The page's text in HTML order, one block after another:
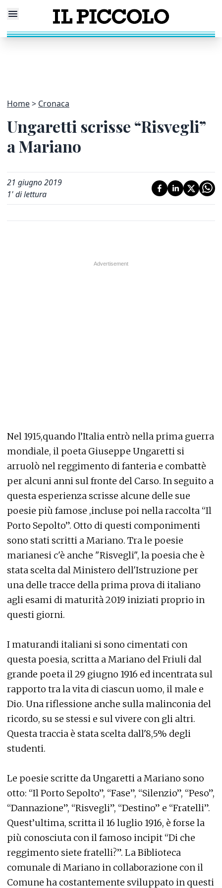
Home Cronaca
Ungaretti scrisse “Risvegli”
a Mariano
21 giugno 2019
1' di lettura
Nel 1915,quando l’Italia entrò nella prima guerra
mondiale, il poeta Giuseppe Ungaretti si
arruolò nel reggimento di fanteria e combattè
per alcuni anni sul fronte del Carso. In seguito a
questa esperienza scrisse alcune delle sue
poesie più famose ,incluse poi nella raccolta “Il
Porto Sepolto”. Otto di questi componimenti
sono stati scritti a Mariano. Tra le poesie
marianesi c'è anche "Risvegli", la poesia che è
stata scelta dal Ministero dell'Istruzione per
una delle tracce della prima prova di italiano
agli esami di maturità 2019 iniziati proprio in
questi giorni.
I maturandi italiani si sono cimentati con
questa poesia, scritta a Mariano del Friuli dal
grande poeta il 29 giugno 1916 ed incentrata sul
rapporto tra la vita di ciascun uomo, il male e
Dio. Una riflessione anche sulla malinconia del
ricordo, su se stessi e sul vivere con gli altri.
Questa traccia è stata scelta dall'8,5% degli
studenti.
Le poesie scritte da Ungaretti a Mariano sono
otto: “Il Porto Sepolto”, “Fase”, “Silenzio”, “Peso”,
“Dannazione”, “Risvegli”, “Destino” e “Fratelli”.
Quest’ultima, scritta il 16 luglio 1916, è forse la
più conosciuta con il famoso incipit “Di che
reggimento siete fratelli?”. La Biblioteca
comunale di Mariano in collaborazione con il
Comune ha costantemente sviluppato in questi